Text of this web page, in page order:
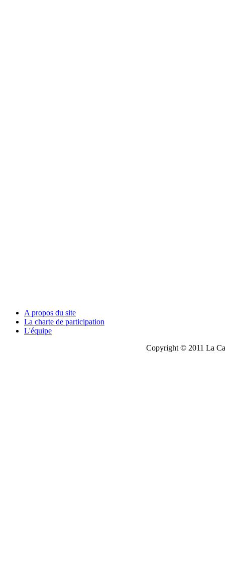
A propos du site
La charte de participation
L'équipe
Copyright © 2011 La